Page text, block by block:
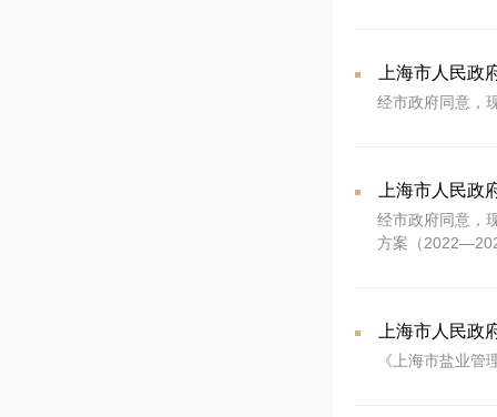
上海市人民
经市政府同意，
经市政府同意，
方案（
上海市人民政
《上海市盐业